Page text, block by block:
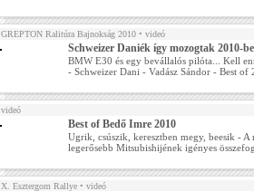
GREPTON Ralitúra Bajnokság 2010 • videó
Schweizer Daniék így mozogtak 2010-
BMW E30 és egy bevállalós pilóta... Kell
- Schweizer Dani - Vadász Sándor - Best of
videó
Best of Bedő Imre 2010
Ugrik, csúszik, keresztben megy, beesik -
legerősebb Mitsubishijének igényes
X. Esztergom Rallye • videó